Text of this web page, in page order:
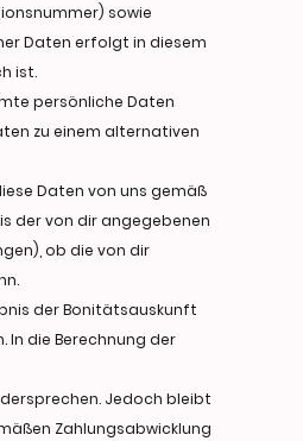
sowie
Daten erfolgt in diesem
ist.
persönliche Daten
zu einem alternativen
Daten von uns gemäß
der von dir angegebenen
ob die von dir
der Bonitätsauskunft
die Berechnung der
Jedoch bleibt
Zahlungsabwicklung